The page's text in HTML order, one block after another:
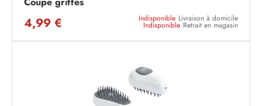
4,99 € Indisponible Livraison à domicile
Indisponible Retrait en magasin